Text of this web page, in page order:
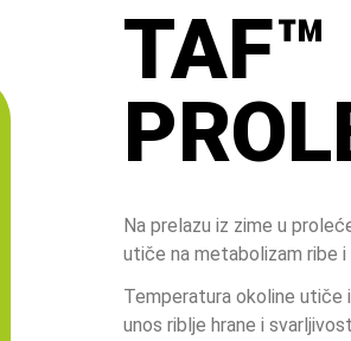
TAF™
Na prelazu iz zime u
utiče na metabolizam ribe i
Temperatura okoline utiče
unos riblje hrane i